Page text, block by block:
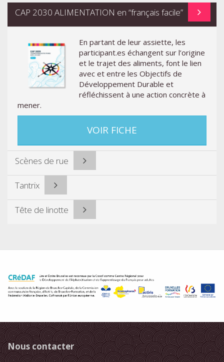
CAP 2030 ALIMENTATION en “français facile”
En partant de leur assiette, les
participant.es échangent sur l’origine
et le trajet des aliments, font le lien
avec et entre les Objectifs de
Développement Durable et
réfléchissent à une action concrète à
mener.
VOIR FICHE
Scènes de rue
Tantrix
Tête de linotte
Nous contacter